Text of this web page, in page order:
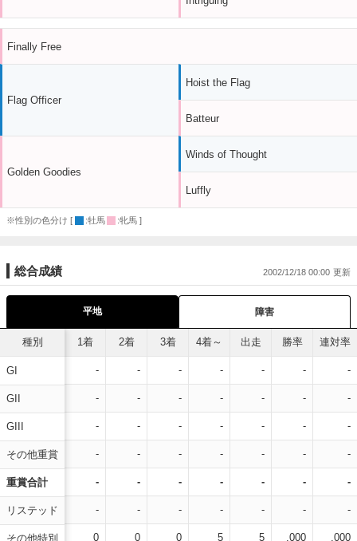
Finally Free
Flag Officer
Golden Goodies
Hoist the Flag
Batteur
Winds of Thought
Luffly
※性別の色分け [ :牡馬 :牝馬 ]
総合成績 2002/12/18 00:00
平地 障害
種別
GI
GII
GIII
その他重賞
重賞合計
リステッド
その他特別
1着 2着 3着 4着～ 出走 勝率 連対率
- - - - - - -
- - - - - - -
- - - - - - -
- - - - - - -
- - - - - - -
- - - - - - -
0 0 0 5 5 .000 .000